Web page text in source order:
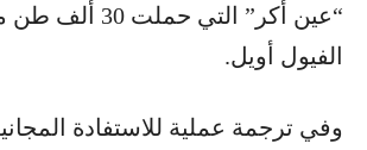
“عين أكر” التي
الفيول أويل.
وفي ترجمة عملية للاستفادة